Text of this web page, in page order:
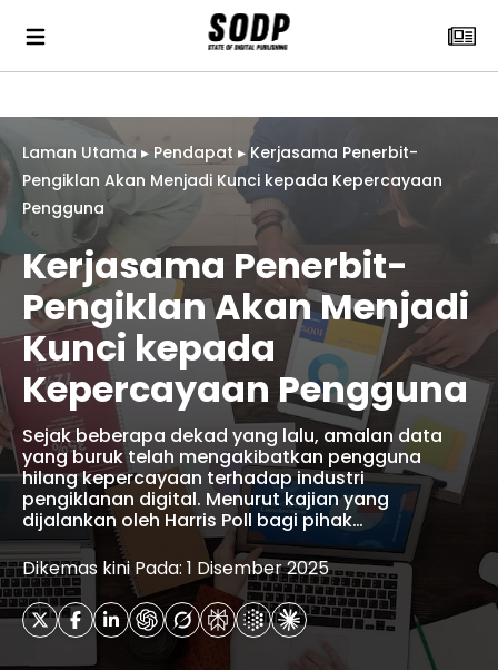
Laman Utama ▸ Pendapat ▸Kerjasama Penerbit-
Pengiklan Akan Menjadi Kunci kepada Kepercayaan
Pengguna
Kerjasama Penerbit-
Pengiklan Akan Menjadi
Kunci kepada
Kepercayaan Pengguna
Sejak beberapa dekad yang lalu, amalan data
yang buruk telah mengakibatkan pengguna
hilang kepercayaan terhadap industri
pengiklanan digital. Menurut kajian yang
dijalankan oleh Harris Poll bagi pihak…
Dikemas kini Pada: 1 Disember 2025